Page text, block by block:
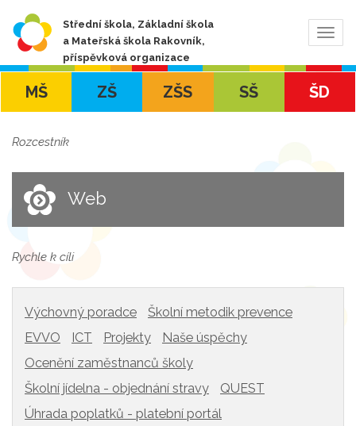
Střední škola, Základní škola
a Mateřská škola Rakovník,
příspěvková organizace
MŠ ZŠ ZŠS SŠ ŠD
Rozcestník
Web
Rychle k cíli
Výchovný poradce
Školní metodik prevence
EVVO
ICT Projekty
Naše úspěchy
Ocenění zaměstnanců školy
Školní jídelna - objednání stravy
QUEST
Úhrada poplatků - platební portál